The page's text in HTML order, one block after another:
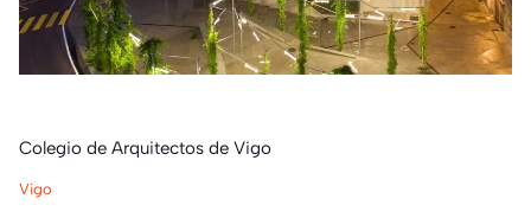
Colegio de Arquitectos de Vigo
Vigo